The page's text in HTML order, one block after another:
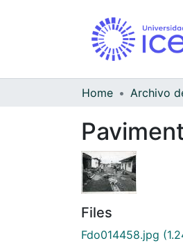
Home
Files
Fdo014458.jpg